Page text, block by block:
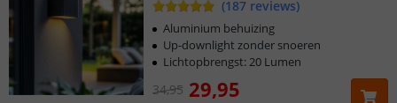
(187 reviews)
34,95 29,95
Aluminium behuizing
Up-downlight zonder snoeren
Lichtopbrengst: 20 Lumen